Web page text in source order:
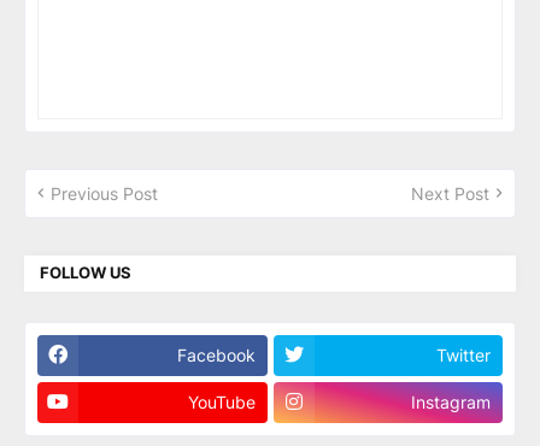
Previous Post Next Post
FOLLOW US
Facebook Twitter
YouTube Instagram